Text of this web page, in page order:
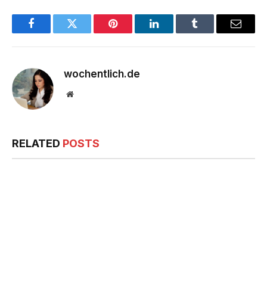
FacebookTwitter Pinterest LinkedInTumblr Email
wochentlich.de
Website
RELATED POSTS